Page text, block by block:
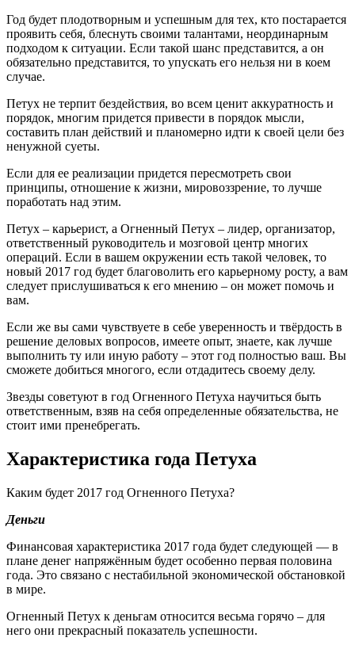
Год будет плодотворным и успешным для тех, кто постарается
проявить себя, блеснуть своими талантами, неординарным
подходом к ситуации. Если такой шанс представится, а он
обязательно представится, то упускать его нельзя ни в коем
случае.
Петух не терпит бездействия, во всем ценит аккуратность и
порядок, многим придется привести в порядок мысли,
составить план действий и планомерно идти к своей цели без
ненужной суеты.
Если для ее реализации придется пересмотреть свои
принципы, отношение к жизни, мировоззрение, то лучше
поработать над этим.
Петух – карьерист, а Огненный Петух – лидер, организатор,
ответственный руководитель и мозговой центр многих
операций. Если в вашем окружении есть такой человек, то
новый 2017 год будет благоволить его карьерному росту, а вам
следует прислушиваться к его мнению – он может помочь и
вам.
Если же вы сами чувствуете в себе уверенность и твёрдость в
решение деловых вопросов, имеете опыт, знаете, как лучше
выполнить ту или иную работу – этот год полностью ваш. Вы
сможете добиться многого, если отдадитесь своему делу.
Звезды советуют в год Огненного Петуха научиться быть
ответственным, взяв на себя определенные обязательства, не
стоит ими пренебрегать.
Характеристика года Петуха
Каким будет 2017 год Огненного Петуха?
Деньги
Финансовая характеристика 2017 года будет следующей — в
плане денег напряжённым будет особенно первая половина
года. Это связано с нестабильной экономической обстановкой
в мире.
Огненный Петух к деньгам относится весьма горячо – для
него они прекрасный показатель успешности.